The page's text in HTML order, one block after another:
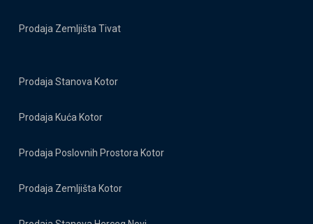
Prodaja Zemljišta Tivat
Prodaja Stanova Kotor
Prodaja Kuća Kotor
Prodaja Poslovnih Prostora Kotor
Prodaja Zemljišta Kotor